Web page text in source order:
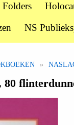
NS
»
80